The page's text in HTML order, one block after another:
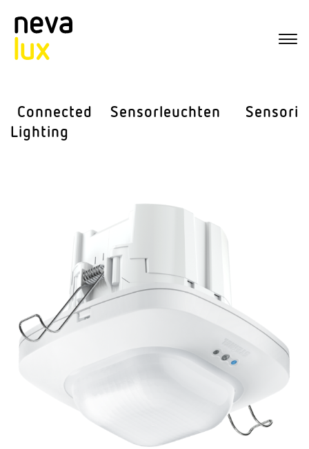
Connected
Lighting
Sensor­leuchten Sensorik